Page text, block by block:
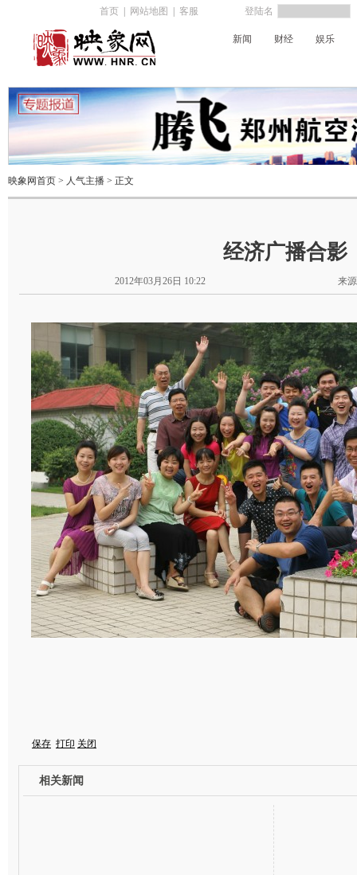
首页 网站地图 客服 登陆名
新闻 财经 娱乐
映象网首页 > 人气主播 > 正文
经济广播合影
2012年03月26日 10:22 来
保存 打印 关闭
相关新闻